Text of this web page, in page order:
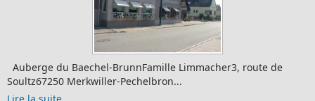
du Baechel-BrunnFamille Limmacher3, route de
Merkwiller-Pechelbron...